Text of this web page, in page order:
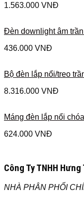
1.563.000 VNĐ
Đèn downlight âm
436.000 VNĐ
Bộ đèn lắp nổi/treo
8.316.000 VNĐ
Máng đèn lắp nổi
624.000 VNĐ
Công Ty TNHH
NHÀ PHÂN PHỐI